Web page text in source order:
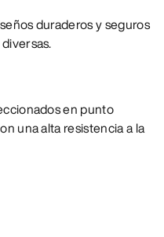
duraderos y seguros
en punto
una alta resistencia a la